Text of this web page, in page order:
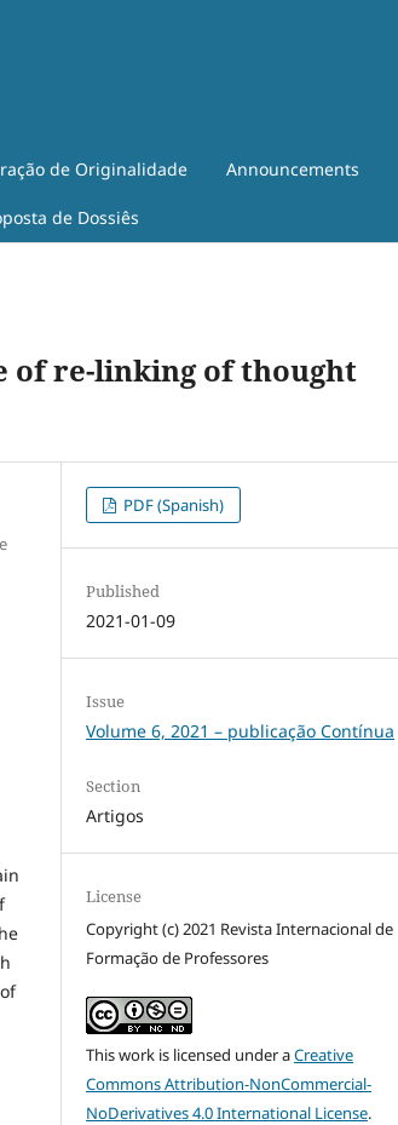
de Originalidade Announcements
de Dossiês
of re-linking of thought
PDF (Spanish)
Published
2021-01-09
Issue
Volume 6, 2021 – publicação Contínua
Section
Artigos
License
Copyright (c) 2021 Revista Internacional de
Formação de Professores
This work is licensed under aCreative
Commons Attribution-NonCommercial-
NoDerivatives 4.0 International License.